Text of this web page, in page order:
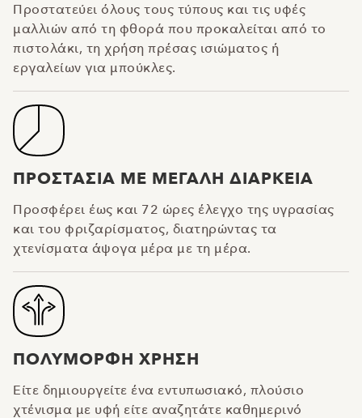
Προστατεύει όλους τους τύπους και τις υφές
μαλλιών από τη φθορά που προκαλείται από το
πιστολάκι, τη χρήση πρέσας ισιώματος ή
εργαλείων για μπούκλες.
ΠΡΟΣΤΑΣΙΑ ΜΕ ΜΕΓΑΛΗ ΔΙΑΡΚΕΙΑ
Προσφέρει έως και 72 ώρες έλεγχο της υγρασίας
και του φριζαρίσματος, διατηρώντας τα
χτενίσματα άψογα μέρα με τη μέρα.
ΠΟΛΥΜΟΡΦΗ ΧΡΗΣΗ
Είτε δημιουργείτε ένα εντυπωσιακό, πλούσιο
χτένισμα με υφή είτε αναζητάτε καθημερινό